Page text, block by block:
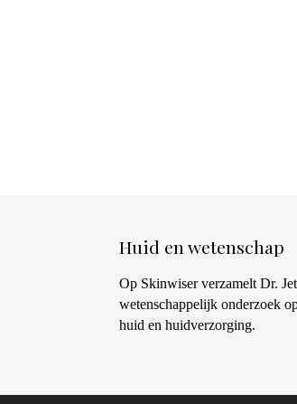
Huid en wetenschap
Op Skinwiser verzamelt Dr.
wetenschappelijk onderzoek
huid en huidverzorging.